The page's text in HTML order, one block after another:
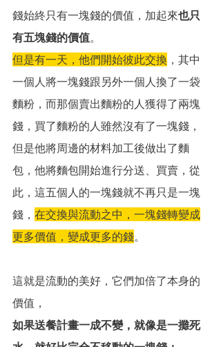
錢始終只有一塊錢的價值，加起來也只
有五塊錢的價值。
但是有一天，他們開始彼此交換 ，其中
一個人將一塊錢跟另外一個人換了一袋
麵粉，而那個賣出麵粉的人獲得了兩塊
錢，買了麵粉的人雖然沒有了一塊錢，
但是他將周邊的材料加工後做出了麵
包，他將麵包開始進行分送、買賣，從
此，這五個人的一塊錢就不再只是一塊
錢， 在交換與流動之中，一塊錢轉變成
更多價值，變成更多的錢。
這就是流動的美好，它們加倍了本身的
價值，
如果送餐計畫一成不變，就像是一攤死